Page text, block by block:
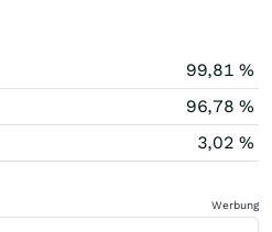
99,81 %
96,78 %
3,02 %
Werbung